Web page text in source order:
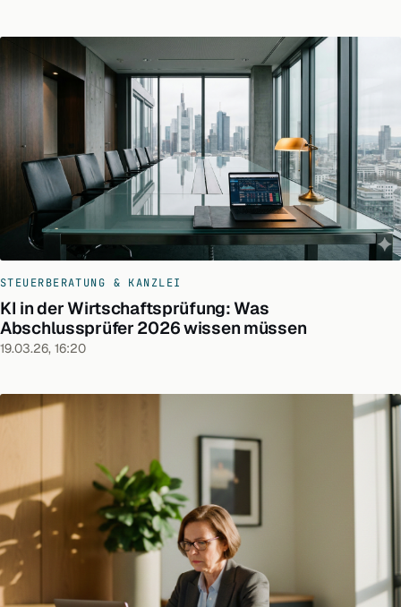
STEUERBERATUNG & KANZLEI
KI in der Wirtschaftsprüfung: Was
Abschlussprüfer 2026 wissen müssen
19.03.26, 16:20